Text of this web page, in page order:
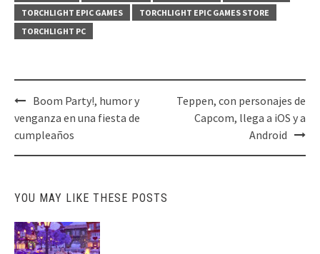
TORCHLIGHT EPIC GAMES
TORCHLIGHT EPIC GAMES STORE
TORCHLIGHT PC
Post
navigation
Boom Party!, humor y
venganza en una fiesta de
cumpleaños
Teppen, con personajes de
Capcom, llega a iOS y a
Android
YOU MAY LIKE THESE POSTS